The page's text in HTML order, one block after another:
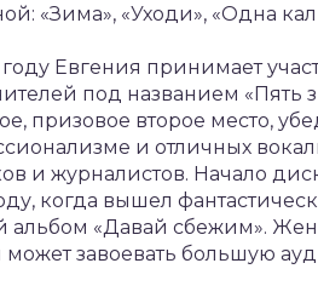
«Зима», «Уходи», «Одна
Евгения принимает
под названием «Пять
призовое второе место,
и отличных
и журналистов. Начало
когда вышел
альбом «Давай сбежим».
может завоевать большую